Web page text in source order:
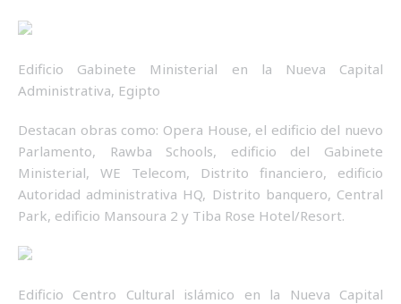
Edificio Gabinete Ministerial en la Nueva Capital
Administrativa, Egipto
Destacan obras como: Opera House, el edificio del nuevo
Parlamento, Rawba Schools, edificio del Gabinete
Ministerial, WE Telecom, Distrito financiero, edificio
Autoridad administrativa HQ, Distrito banquero, Central
Park, edificio Mansoura 2 y Tiba Rose Hotel/Resort.
Edificio Centro Cultural islámico en la Nueva Capital